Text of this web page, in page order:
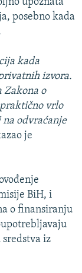
upoznata
posebno kada
kada
izvora.
Zakona o
vrlo
odvraćanje
je
BiH, i
o finansiranju
iz